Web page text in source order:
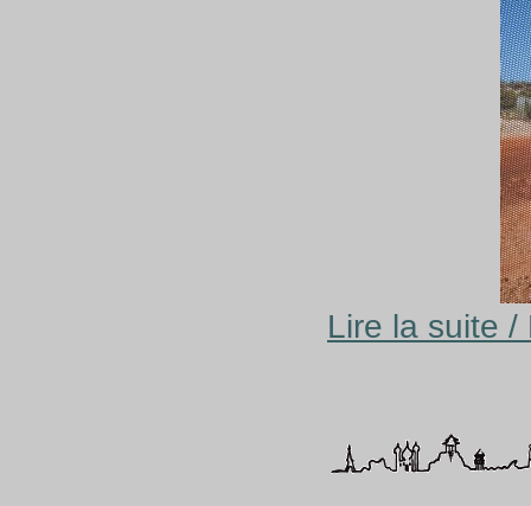
Lire la suite /